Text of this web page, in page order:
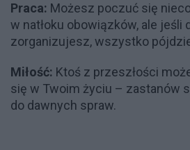
Praca: Możesz poczuć się
w natłoku obowiązków, ale jeśli
zorganizujesz, wszystko
Miłość: Ktoś z przeszłości
się w Twoim życiu – zastanów
do dawnych spraw.